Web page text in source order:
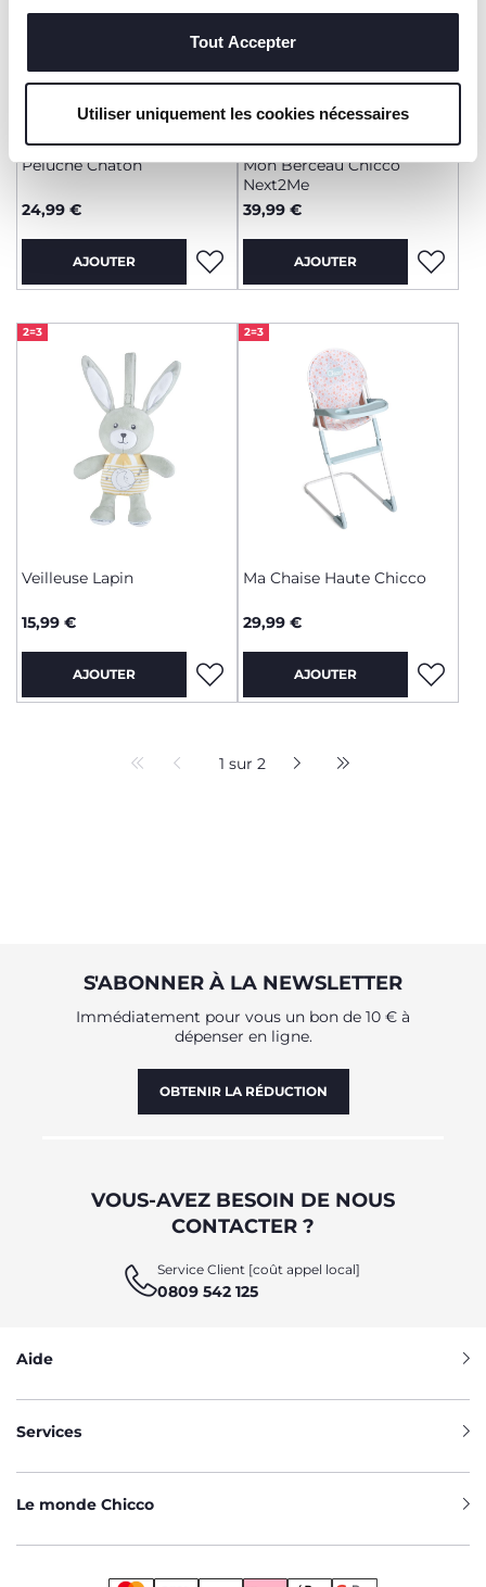
techniques, qui sont essentiels au service demandé.
Tout Accepter
Utiliser uniquement les cookies nécessaires
Peluche Chaton
24,99 €
AJOUTER
Mon Berceau Chicco
Next2Me
39,99 €
AJOUTER
2=3
Veilleuse Lapin
15,99 €
AJOUTER
2=3
Ma Chaise Haute Chicco
29,99 €
AJOUTER
1 sur 2
S'ABONNER À LA NEWSLETTER
Immédiatement pour vous un bon de 10 € à
dépenser en ligne.
OBTENIR LA RÉDUCTION
VOUS-AVEZ BESOIN DE NOUS
CONTACTER ?
Service Client [coût appel local]
0809 542 125
Aide
Services
Le monde Chicco